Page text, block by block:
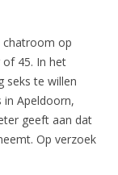
chatroom op
45. In het
seks te willen
in Apeldoorn,
geeft aan dat
Op verzoek